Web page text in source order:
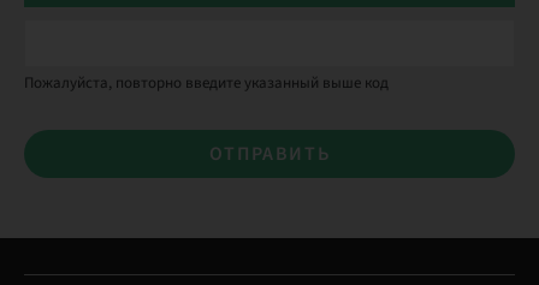
Пожалуйста, повторно введите указанный выше код
ОТПРАВИТЬ